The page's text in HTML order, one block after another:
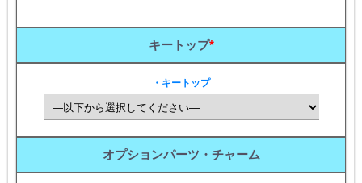
キートップ*
・キートップ
オプションパーツ・チャーム